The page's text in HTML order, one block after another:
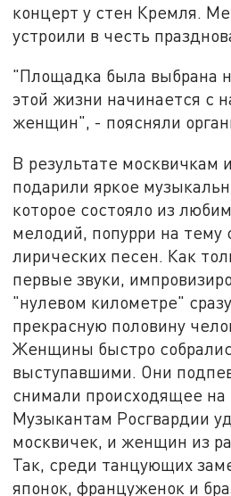
концерт у стен Кремля.
устроили в честь
"Площадка была выбрана
этой жизни начинается с
женщин", - поясняли
В результате москвичкам
подарили яркое
которое состояло из
мелодий, попурри на тему
лирических песен. Как
первые звуки,
"нулевом километре"
прекрасную половину
Женщины быстро
выступавшими. Они
снимали происходящее на
Музыкантам Росгвардии
москвичек, и женщин из
Так, среди танцующих
японок, француженок и